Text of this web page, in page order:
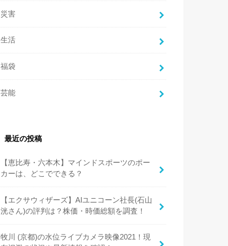
災害
生活
福袋
芸能
最近の投稿
【恵比寿・六本木】マインドスポーツのポー
カーは、どこでできる？
【エクサウィザーズ】AIユニコーン社長(石山
洸さん)の評判は？株価・時価総額を調査！
牧川 (京都)の水位ライブカメラ映像2021！現